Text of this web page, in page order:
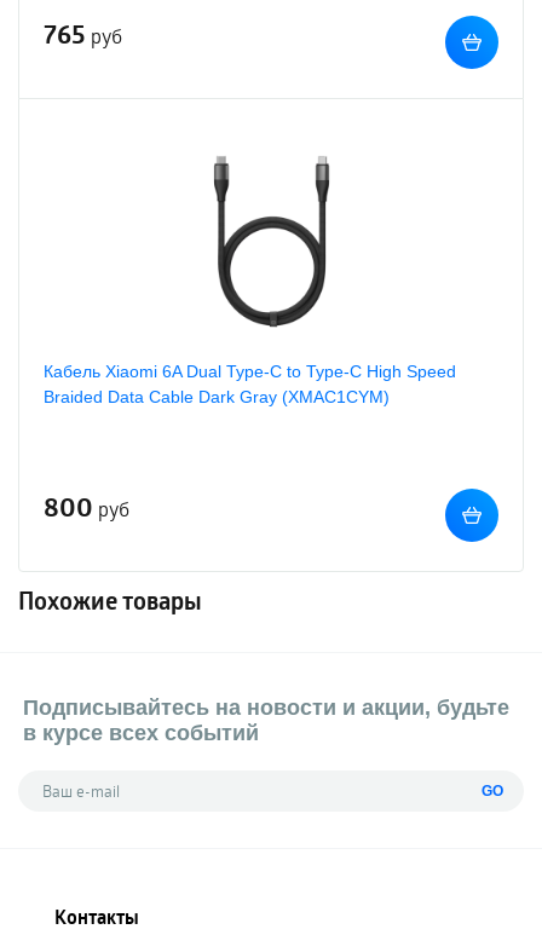
765 руб
Кабель Xiaomi 6A Dual Type-C to Type-C High Speed
Braided Data Cable Dark Gray (XMAC1CYM)
800 руб
Похожие товары
Подписывайтесь на новости и акции, будьте
в курсе всех событий
GO
Контакты